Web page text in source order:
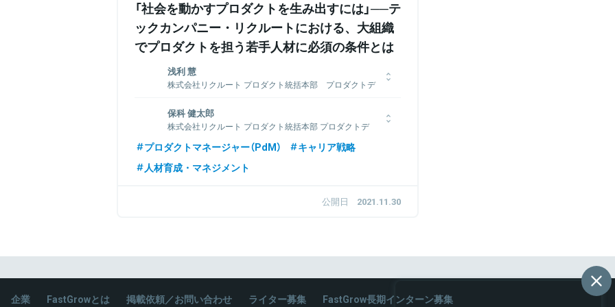
「社会を動かすプロダクトを生み出すには」──テ
ックカンパニー・リクルートにおける、大組織
でプロダクトを担う若手人材に必須の条件とは
浅利 慧
株式会社リクルート プロダクト統括本部 プロダクトデ
2016年、株式会社リクルートに新卒入社。『SUUMO』に配属とな
り、オウンドメディアの開発ディレクションを担当。2017年10月
からは飲食事業に異動し、クライアント向けサービスを担当し、
は新規プロダクトの責任者としてプロジェクトをリードしつつ、
保科 健太郎
株式会社リクルート プロダクト統括本部 プロダクトデ
り、UXデザインを担当。2017年に新規事業開発室に異動し、プロ
2019年に『SUUMO』へ異動し、現職。現在は『SUUMO』の新築マン
関連情報をみる
プロダクトマネージャー（PdM）
キャリア戦略
人材育成・マネジメント
公開日 2021.11.30
企業 FastGrowとは 掲載依頼／お問い合わせ ライター募集 FastGrow長期インターン募集